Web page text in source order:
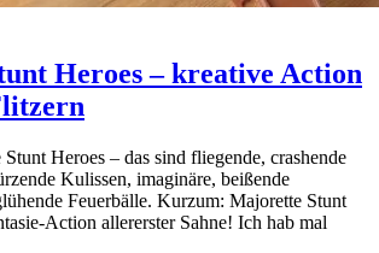
Heroes – kreative Action
Heroes – das sind fliegende, crashende
Kulissen, imaginäre, beißende
Feuerbälle. Kurzum: Majorette Stunt
Action allererster Sahne! Ich hab mal